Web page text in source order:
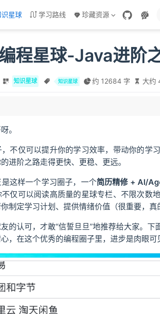
识星球 学习路线 珍藏资源
程星球-Java进阶
知识星球 知识星球 约 12684 字 大约
）
。
不仅可以提升你的学习效率，带动你的学
进阶之路走得更快、更稳、更远。
这样一个学习圈子，一个简历精修 + AI/
仅可以阅读高质量的星球专栏、不限次数
制定学习计划、提供情绪价值（很重要，真
的认可，才敢“信誓旦旦”地推荐给大家。
，在这个优秀的编程圈子里，进步是肉眼